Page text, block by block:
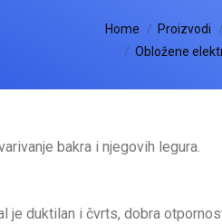
Home Proizvodi
Obložene
bakra i njegovih legura.
je duktilan i čvrts, dobra